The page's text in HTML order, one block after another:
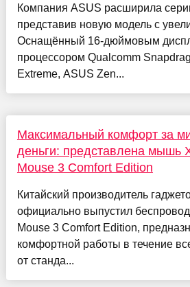
Компания ASUS расширила
представив новую модель с
Оснащённый 16-дюймовым
процессором Qualcomm
Extreme, ASUS Zen...
Максимальный комфорт за
деньги: представлена мышь
Mouse 3 Comfort Edition
Китайский производитель
официально выпустил
Mouse 3 Comfort Edition,
комфортной работы в течение
от станда...